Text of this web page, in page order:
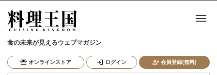
食の未来が見えるウェブマガジン
オンラインストア ログイン 会員登録(無料)
ナ